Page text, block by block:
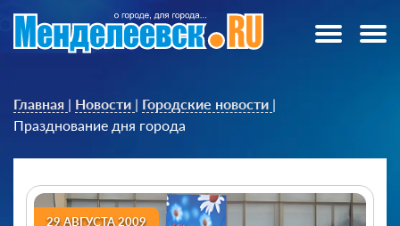
Главная | Новости | Городские новости |
Празднование дня города
29 АВГУСТА 2009